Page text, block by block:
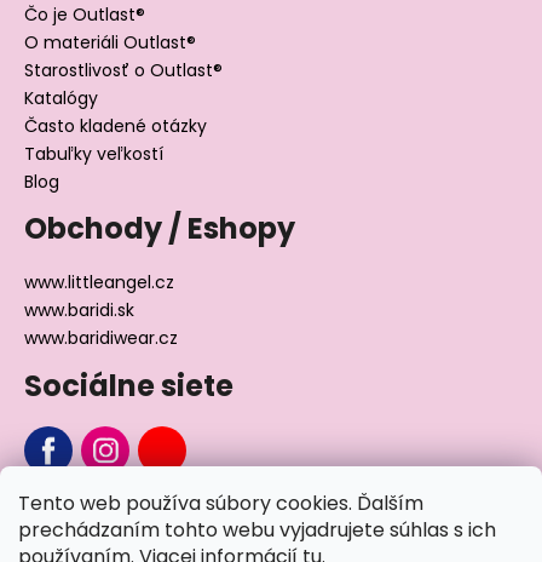
Tento web používa súbory cookies. Ďalším
prechádzaním tohto webu vyjadrujete súhlas s ich
Čo je Outlast®
O materiáli Outlast®
Starostlivosť o Outlast®
Katalógy
Často kladené otázky
Tabuľky veľkostí
Blog
Obchody / Eshopy
www.littleangel.cz
www.baridi.sk
www.baridiwear.cz
Sociálne siete
Chcete sa nás na niečo opýtať?